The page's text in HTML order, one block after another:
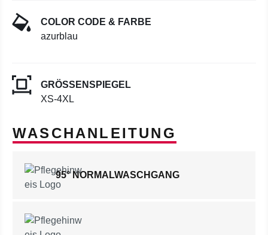
COLOR CODE & FARBE
azurblau
GRÖSSENSPIEGEL
XS-4XL
WASCHANLEITUNG
95° NORMALWASCHGANG